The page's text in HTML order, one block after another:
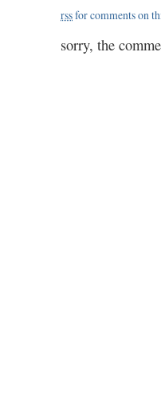
rssfor comments on
sorry, the